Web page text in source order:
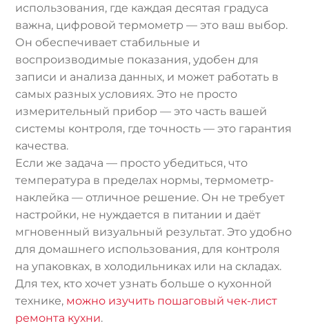
использования, где каждая десятая градуса
важна, цифровой термометр — это ваш выбор.
Он обеспечивает стабильные и
воспроизводимые показания, удобен для
записи и анализа данных, и может работать в
самых разных условиях. Это не просто
измерительный прибор — это часть вашей
системы контроля, где точность — это гарантия
качества.
Если же задача — просто убедиться, что
температура в пределах нормы, термометр-
наклейка — отличное решение. Он не требует
настройки, не нуждается в питании и даёт
мгновенный визуальный результат. Это удобно
для домашнего использования, для контроля
на упаковках, в холодильниках или на складах.
Для тех, кто хочет узнать больше о кухонной
технике, можно изучить пошаговый чек-лист
ремонта кухни.